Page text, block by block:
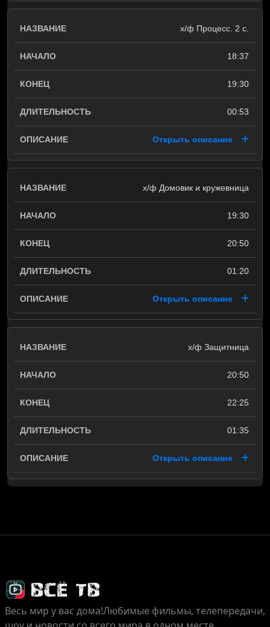
х/ф Процесс. 2 с.
18:37
19:30
00:53
Открыть описание
х/ф Домовик и кружевница
19:30
20:50
01:20
Открыть описание
х/ф Защитница
20:50
22:25
01:35
Открыть описание
Весь мир у вас дома!Любимые фильмы, телепередачи,